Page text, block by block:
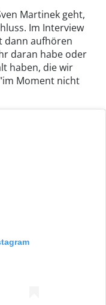
Martinek geht,
Im Interview
dann aufhören
daran habe oder
haben, die wir
Moment nicht